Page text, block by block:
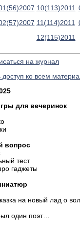
10(113)2011
11(114)2011
12(115)2011
на журнал
доступ ко всем
для вечеринок
вопрос
тест
гаджеты
на новый лад о
один поэт…